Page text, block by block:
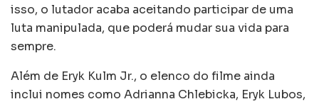
isso, o lutador acaba aceitando participar de uma
luta manipulada, que poderá mudar sua vida para
sempre.
Além de Eryk Kulm Jr., o elenco do filme ainda
inclui nomes como Adrianna Chlebicka, Eryk Lubos,